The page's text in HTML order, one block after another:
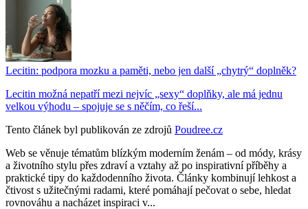
Lecitin: podpora mozku a paměti, nebo jen další „chytrý“ doplněk?
Lecitin možná nepatří mezi nejvíc „sexy“ doplňky, ale má jednu
velkou výhodu – spojuje se s něčím, co řeší...
Tento článek byl publikován ze zdrojů Poudree.cz
Web se věnuje tématům blízkým moderním ženám – od módy, krásy
a životního stylu přes zdraví a vztahy až po inspirativní příběhy a
praktické tipy do každodenního života. Články kombinují lehkost a
čtivost s užitečnými radami, které pomáhají pečovat o sebe, hledat
rovnováhu a nacházet inspiraci v...